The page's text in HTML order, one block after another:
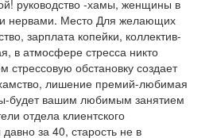
руководство -хамы, женщины в
нервами. Место Для желающих
зарплата копейки, коллектив-
в атмосфере стресса никто
стрессовую обстановку создает
лишение премий-любимая
будет вашим любимым занятием
отдела клиентского
за 40, старость не в